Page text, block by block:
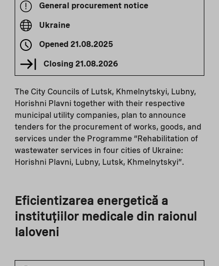
General procurement notice
Ukraine
Opened 21.08.2025
Closing 21.08.2026
The City Councils of Lutsk, Khmelnytskyi, Lubny,
Horishni Plavni together with their respective
municipal utility companies, plan to announce
tenders for the procurement of works, goods, and
services under the Programme “Rehabilitation of
wastewater services in four cities of Ukraine:
Horishni Plavni, Lubny, Lutsk, Khmelnytskyi”.
Eficientizarea energetică a
instituțiilor medicale din raionul
Ialoveni